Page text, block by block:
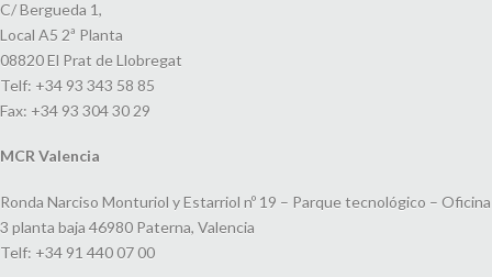
C/ Bergueda 1,
Local A5 2ª Planta
08820 El Prat de Llobregat
Telf: +34 93 343 58 85
Fax: +34 93 304 30 29
MCR Valencia
Ronda Narciso Monturiol y Estarriol nº 19 – Parque tecnológico – Oficina
3 planta baja 46980 Paterna, Valencia
Telf: +34 91 440 07 00